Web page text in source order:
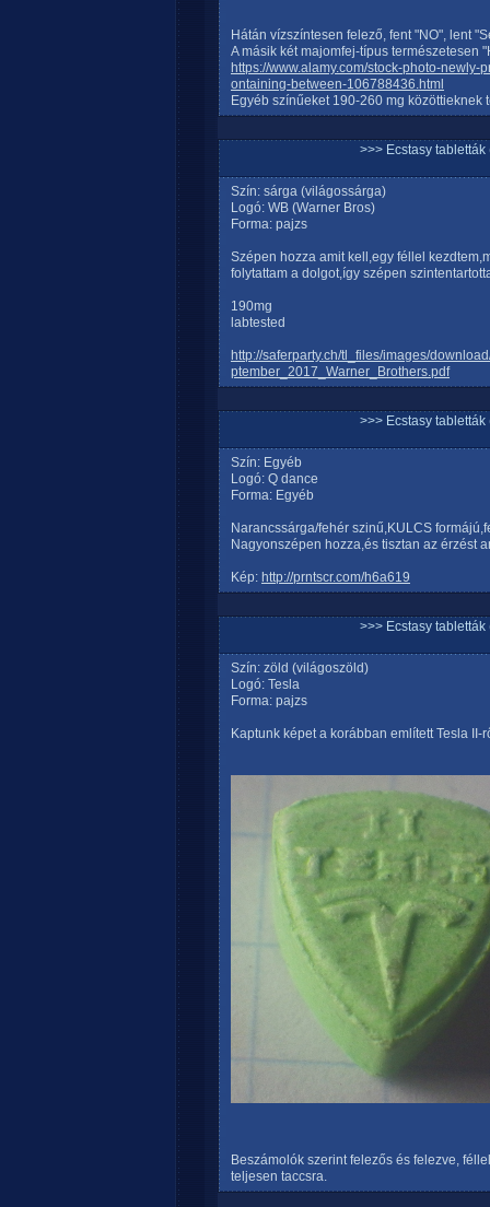
Hátán vízszíntesen felező, fent "NO", lent
A másik két majomfej-típus természetesen
https://www.alamy.com/stock-photo-
ontaining-between-106788436.html
Egyéb színűeket 190-260 mg közöttieknek
>>> Ecstasy tabletták
Szín: sárga (világossárga)
Logó: WB (Warner Bros)
Forma: pajzs
Szépen hozza amit kell,egy féllel
folytattam a dolgot,így szépen
190mg
labtested
http://saferparty.ch/tl_files/images/
ptember_2017_Warner_Brothers.pdf
>>> Ecstasy tabletták
Szín: Egyéb
Logó: Q dance
Forma: Egyéb
Narancssárga/fehér szinű,KULCS
Nagyonszépen hozza,és tisztan az érzést
Kép: http://prntscr.com/h6a619
>>> Ecstasy tabletták
Szín: zöld (világoszöld)
Logó: Tesla
Forma: pajzs
Kaptunk képet a korábban említett Tesla II-
Beszámolók szerint felezős és felezve,
teljesen taccsra.